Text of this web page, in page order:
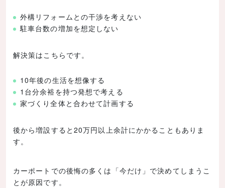
外構リフォームとの干渉を考えない
駐車台数の増加を想定しない
解決策はこちらです。
10年後の生活を想像する
1台分余裕を持つ発想で考える
家づくり全体と合わせて計画する
後から増設すると20万円以上余計にかかることもありま
す。
カーポートでの後悔の多くは「今だけ」で決めてしまうこ
とが原因です。